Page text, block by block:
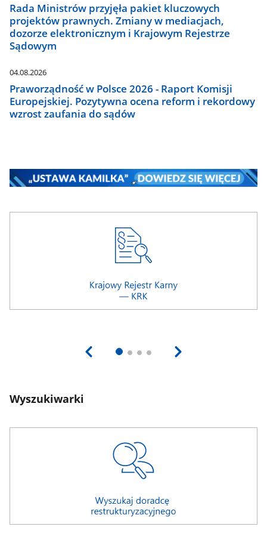
Rada Ministrów przyjęła pakiet kluczowych
projektów prawnych. Zmiany w mediacjach,
dozorze elektronicznym i Krajowym Rejestrze
Sądowym
04.08.2026
Praworządność w Polsce 2026 - Raport Komisji
Europejskiej. Pozytywna ocena reform i rekordowy
wzrost zaufania do sądów
Wyszukiwarki